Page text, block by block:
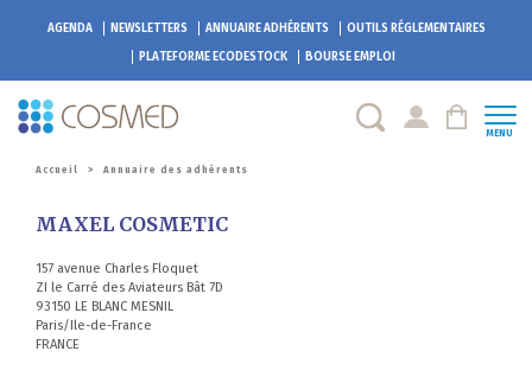
AGENDA NEWSLETTERS ANNUAIRE ADHÉRENTS
OUTILS RÉGLEMENTAIRES
PLATEFORMEECODESTOCK BOURSE EMPLOI
MENU
Accueil > Annuaire des adhérents
MAXEL COSMETIC
157 avenue Charles Floquet
ZI le Carré des Aviateurs Bât 7D
93150 LE BLANC MESNIL
Paris/Ile-de-France
FRANCE